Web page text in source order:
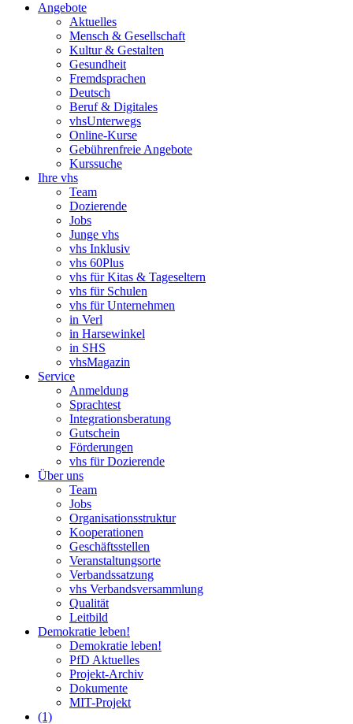
Angebote
Aktuelles
Mensch & Gesellschaft
Kultur & Gestalten
Gesundheit
Fremdsprachen
Deutsch
Beruf & Digitales
vhsUnterwegs
Online-Kurse
Gebührenfreie Angebote
Kurssuche
Ihre vhs
Team
Dozierende
Jobs
Junge vhs
vhs Inklusiv
vhs 60Plus
vhs für Kitas & Tageseltern
vhs für Schulen
vhs für Unternehmen
in Verl
in Harsewinkel
in SHS
vhsMagazin
Service
Anmeldung
Sprachtest
Integrationsberatung
Gutschein
Förderungen
vhs für Dozierende
Über uns
Team
Jobs
Organisationsstruktur
Kooperationen
Geschäftsstellen
Veranstaltungsorte
Verbandssatzung
vhs Verbandsversammlung
Qualität
Leitbild
Demokratie leben!
Demokratie leben!
PfD Aktuelles
Projekt-Archiv
Dokumente
MIT-Projekt
(1)